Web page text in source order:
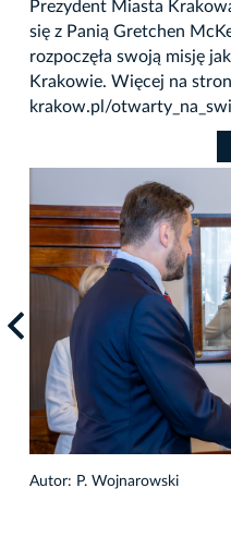
Prezydent Miasta
się z Panią Gretchen
rozpoczęła swoją misję
Krakowie. Więcej na
krakow.pl/
Autor: P. Wojnarowski